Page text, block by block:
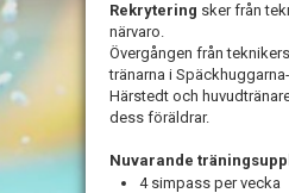
Rekrytering sker från
närvaro.
Övergången från
tränarna i
Härstedt och
dess föräldrar.
Nuvarande
4 simpass per vecka